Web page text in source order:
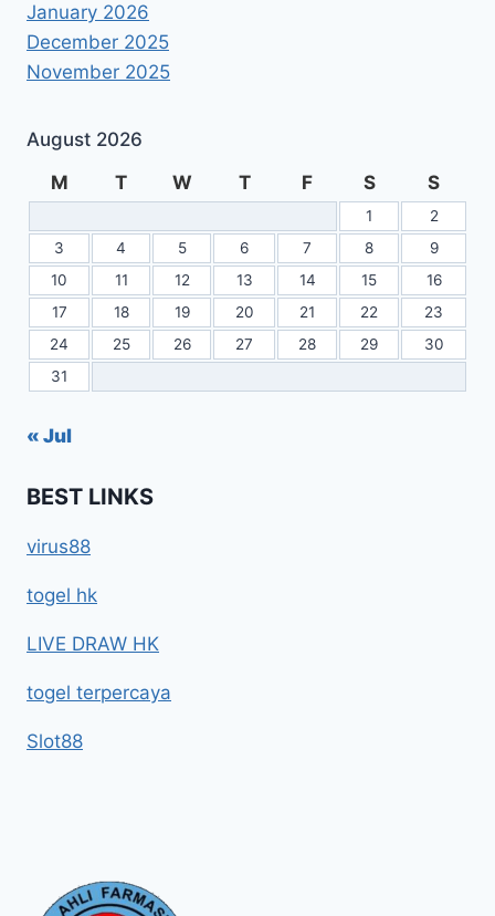
January 2026
December 2025
November 2025
August 2026
M
T W T F S S
1
2
3
4 5 6 7 8
9
10
11 12 13 14 15
16
17
18 19 20 21 22
23
24
25 26 27 28 29
30
31
« Jul
BEST LINKS
virus88
togel hk
LIVE DRAW HK
togel terpercaya
Slot88